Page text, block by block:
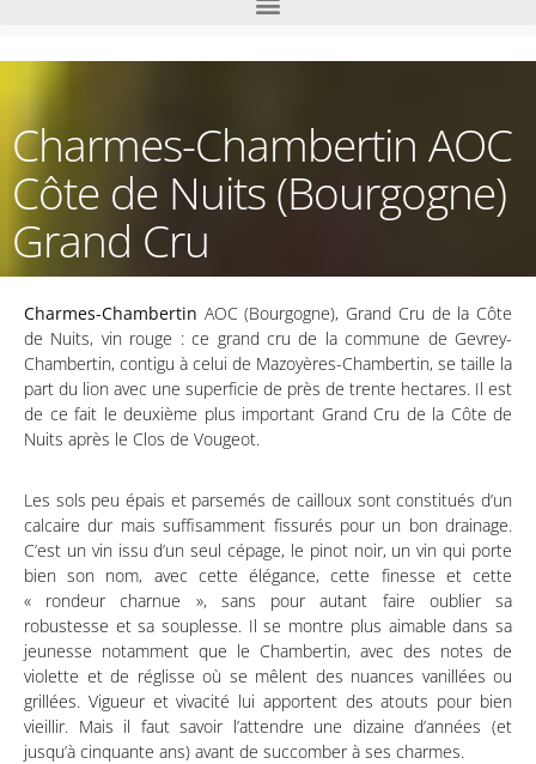
Charmes-Chambertin AOC
Côte de Nuits (Bourgogne)
Grand Cru
Charmes-Chambertin AOC (Bourgogne), Grand Cru de la Côte
de Nuits, vin rouge : ce grand cru de la commune de Gevrey-
Chambertin, contigu à celui de Mazoyères-Chambertin, se taille la
part du lion avec une superficie de près de trente hectares. Il est
de ce fait le deuxième plus important Grand Cru de la Côte de
Nuits après le Clos de Vougeot.
Les sols peu épais et parsemés de cailloux sont constitués d’un
calcaire dur mais suffisamment fissurés pour un bon drainage.
C’est un vin issu d’un seul cépage, le pinot noir, un vin qui porte
bien son nom, avec cette élégance, cette finesse et cette
« rondeur charnue », sans pour autant faire oublier sa
robustesse et sa souplesse. Il se montre plus aimable dans sa
jeunesse notamment que le Chambertin, avec des notes de
violette et de réglisse où se mêlent des nuances vanillées ou
grillées. Vigueur et vivacité lui apportent des atouts pour bien
vieillir. Mais il faut savoir l’attendre une dizaine d’années (et
jusqu’à cinquante ans) avant de succomber à ses charmes.